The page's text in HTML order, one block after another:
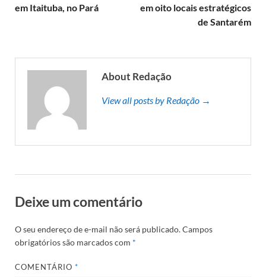
em Itaituba, no Pará
em oito locais estratégicos
de Santarém
About Redação
View all posts by Redação →
Deixe um comentário
O seu endereço de e-mail não será publicado.Campos
obrigatórios são marcados com *
COMENTÁRIO*